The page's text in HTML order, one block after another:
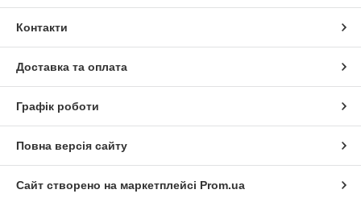
Контакти
Доставка та оплата
Графік роботи
Повна версія сайту
Сайт створено на маркетплейсі Prom.ua